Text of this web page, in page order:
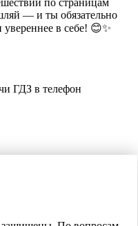
по страницам
— и ты обязательно
в себе! 😊✨
ГДЗ в телефон